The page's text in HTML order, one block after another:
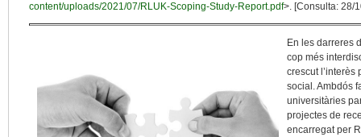
content/uploads/2021/07/RLUK-Scoping-Study-Report.pdf>. [Consulta: 28/
En les darreres
cop més
crescut
social. Ambdós
universitàries
projectes de
encarregat per